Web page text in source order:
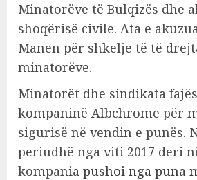
Minatorëve të Bulqizës dhe
shoqërisë civile. Ata e
Manen për shkelje të të
minatorëve.
Minatorët dhe sindikata
kompaninë Albchrome për
sigurisë në vendin e punës.
periudhë nga viti 2017 deri
kompania pushoi nga puna